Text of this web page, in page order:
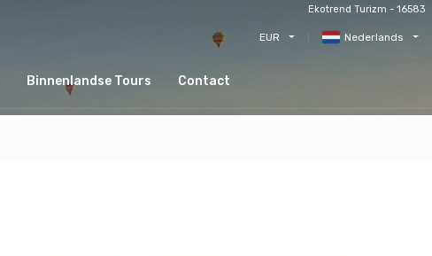
Ekotrend Turizm - 16583
EUR Nederlands
Binnenlandse Tours Contact